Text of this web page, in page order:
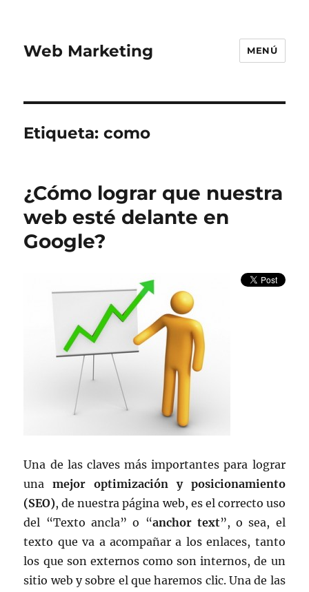
Web Marketing MENÚ
Etiqueta:como
¿Cómo lograr que nuestra
web esté delante en
Google?
Una de las claves más importantes para lograr
unamejor optimización y posicionamiento
(SEO), de nuestra página web, es el correcto uso
del “Texto ancla” o “anchor text”, o sea, el
texto que va a acompañar a los enlaces, tanto
los que son externos como son internos, de un
sitio web y sobre el que haremos clic. Una de las